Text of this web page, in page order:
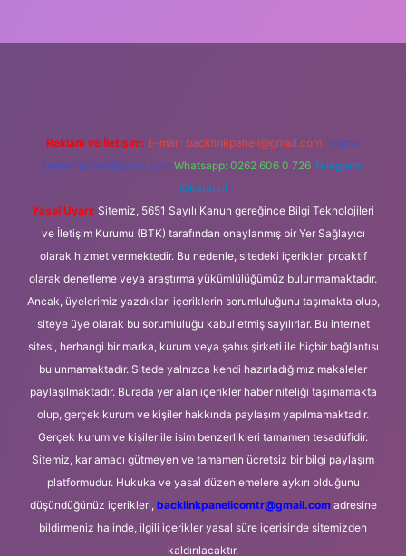
Reklam ve İletişim: E-mail: backlinkpaneli@gmail.com Teams:
forumhizmeti@gmail.com Whatsapp: 0262 606 0 726 Telegram:
@karabul
Yasal Uyarı: Sitemiz, 5651 Sayılı Kanun gereğince Bilgi Teknolojileri
ve İletişim Kurumu (BTK) tarafından onaylanmış bir Yer Sağlayıcı
olarak hizmet vermektedir. Bu nedenle, sitedeki içerikleri proaktif
olarak denetleme veya araştırma yükümlülüğümüz bulunmamaktadır.
Ancak, üyelerimiz yazdıkları içeriklerin sorumluluğunu taşımakta olup,
siteye üye olarak bu sorumluluğu kabul etmiş sayılırlar. Bu internet
sitesi, herhangi bir marka, kurum veya şahıs şirketi ile hiçbir bağlantısı
bulunmamaktadır. Sitede yalnızca kendi hazırladığımız makaleler
paylaşılmaktadır. Burada yer alan içerikler haber niteliği taşımamakta
olup, gerçek kurum ve kişiler hakkında paylaşım yapılmamaktadır.
Gerçek kurum ve kişiler ile isim benzerlikleri tamamen tesadüfidir.
Sitemiz, kar amacı gütmeyen ve tamamen ücretsiz bir bilgi paylaşım
platformudur. Hukuka ve yasal düzenlemelere aykırı olduğunu
düşündüğünüz içerikleri, backlinkpanelicomtr@gmail.comadresine
bildirmeniz halinde, ilgili içerikler yasal süre içerisinde sitemizden
kaldırılacaktır.